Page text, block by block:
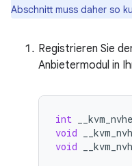
Abschnitt muss daher so
Registrieren Sie
Anbietermodul in
int
void
void